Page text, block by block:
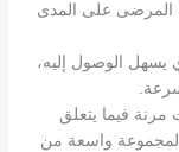
على المدى
يسهل الوصول إليه،
مرنة فيما يتعلق
لمجموعة واسعة من